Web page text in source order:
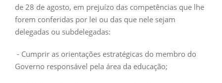
de 28 de agosto, em prejuízo das competências que lhe
forem conferidas por lei ou das que nele sejam
delegadas ou subdelegadas:
- Cumprir as orientações estratégicas do membro do
Governo responsável pela área da educação;